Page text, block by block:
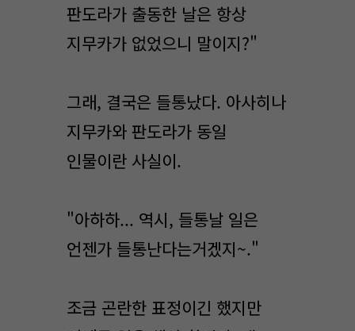
판도라가 출동한 날은 항상
지무카가 없었으니 말이지?"
그래, 결국은 들통났다. 아사히나
지무카와 판도라가 동일
인물이란 사실이.
"아하하... 역시, 들통날 일은
언젠가 들통난다는거겠지~."
조금 곤란한 표정이긴 했지만